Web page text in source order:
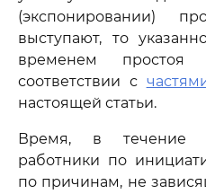
(экспонировании)
выступают, то
временем
соответствии с
настоящей статьи.
Время, в течение
работники по
по причинам, не